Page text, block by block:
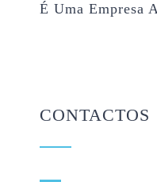
É Uma Empresa
CONTACTOS